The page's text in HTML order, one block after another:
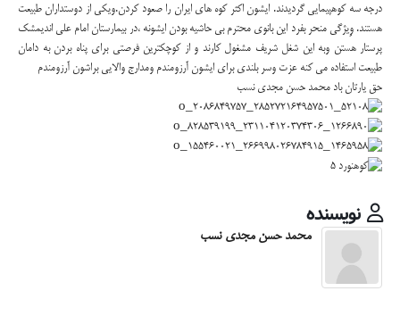
درجه سه کوهپیمایی گردیدند. ایشون اکثر کوه های ایران را صعود کردن.ویکی از دوستداران طبیعت
هستند. وِیژگی منحر بفرد این بانوی محترم بی حاشیه بودن ایشونه ،در بیمارستان امام علی اندیمشک
پرستار هستن وبه این شغل شریف مشغول کارند و از کوچکترین فرصتی برای پناه بردن به دامان
طبیعت استفاده می کنه عزت وسر بلندی برای ایشون آرزومندم ومدارج والایی براشون آرزومندم
حق یارتان باد محمد حسن مجدی نسب
نویسنده
محمد حسن مجدی نسب